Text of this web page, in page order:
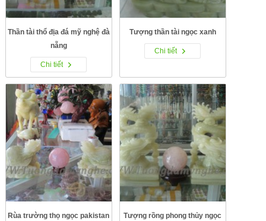
Thần tài thổ địa đá mỹ nghệ đà
nẵng
Chi tiết
Tượng thần tài ngọc xanh
Chi tiết
Rùa trường thọ ngọc pakistan
Tượng rồng phong thủy ngọc